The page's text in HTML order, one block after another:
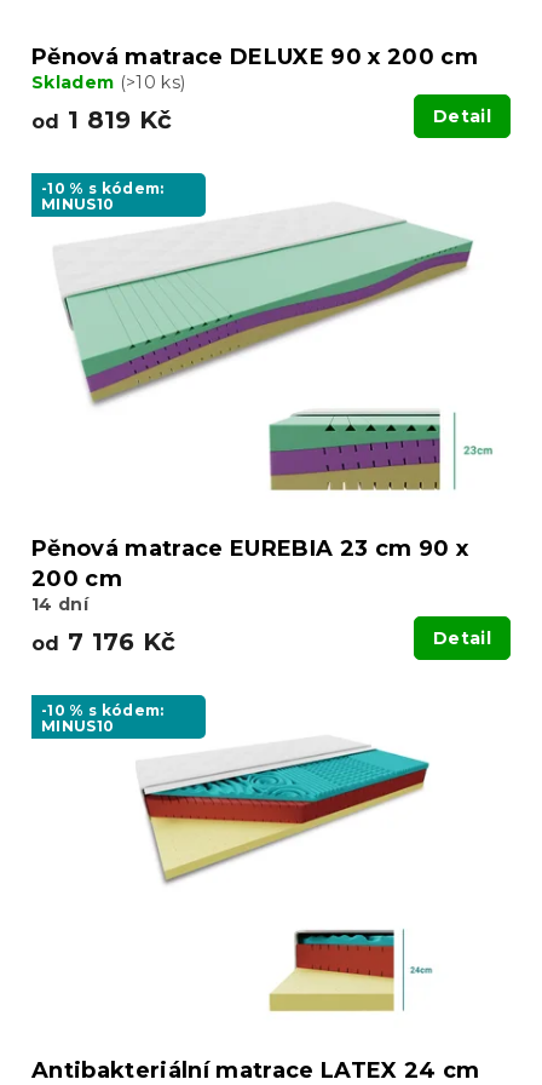
Pěnová matrace DELUXE 90 x 200 cm
Skladem (>10 ks)
od 1 819 Kč Detail
-10 % s kódem:
MINUS10
Pěnová matrace EUREBIA 23 cm 90 x
200 cm
14 dní
od 7 176 Kč Detail
-10 % s kódem:
MINUS10
Antibakteriální matrace LATEX 24 cm